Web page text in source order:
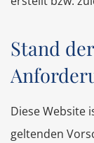
Stand
Diese Website
geltenden